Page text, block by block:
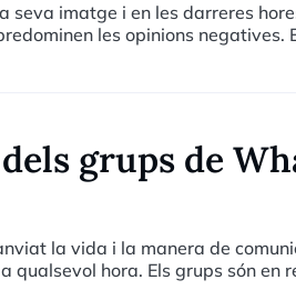
seva imatge i en les darreres
les opinions negatives.
que amb aquest nou “look”
grups de
la vida i la manera de
qualsevol hora. Els grups són en
de persones per compartir